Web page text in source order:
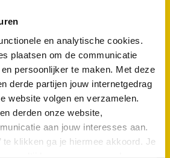
en analytische cookies.
plaatsen om de communicatie
persoonlijker te maken. Met deze
derde partijen jouw internetgedrag
website volgen en verzamelen.
derden onze website,
aan jouw interesses aan.
te klikken ga je hiermee akkoord. Je
en omgeving
af?